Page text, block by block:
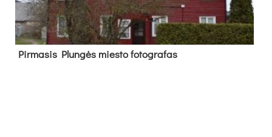
Pir­ma­sis Plun­gės mies­to fo­tog­ra­fas